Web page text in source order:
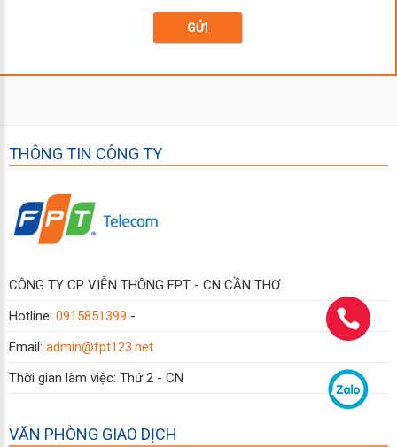
GỬI
THÔNG TIN CÔNG TY
CÔNG TY CP VIỄN THÔNG FPT - CN CẦN THƠ
Hotline: 0915851399 -
Email: admin@fpt123.net
Thời gian làm việc: Thứ 2 - CN
VĂN PHÒNG GIAO DỊCH